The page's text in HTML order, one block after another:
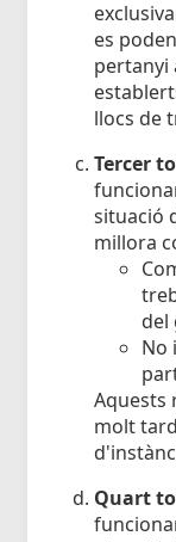
es
pertanyi
llocs de
Tercer
situació
millora
del
No
Aquests
molt
Quart